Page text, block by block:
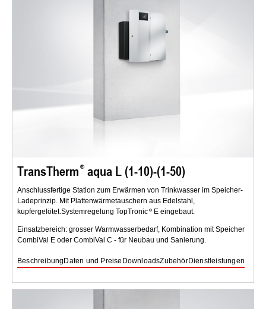
TransTherm aqua L (1-10)-(1-50)
Anschlussfertige Station zum Erwärmen von Trinkwasser im Speicher-
Ladeprinzip. Mit Plattenwärmetauschern aus Edelstahl,
kupfergelötet.Systemregelung TopTronic
E eingebaut.
Einsatzbereich: grosser Warmwasserbedarf, Kombination mit Speicher
CombiVal E oder CombiVal C - für Neubau und Sanierung.
Beschreibung Daten und Preise DownloadsZubehörDienstleistungen